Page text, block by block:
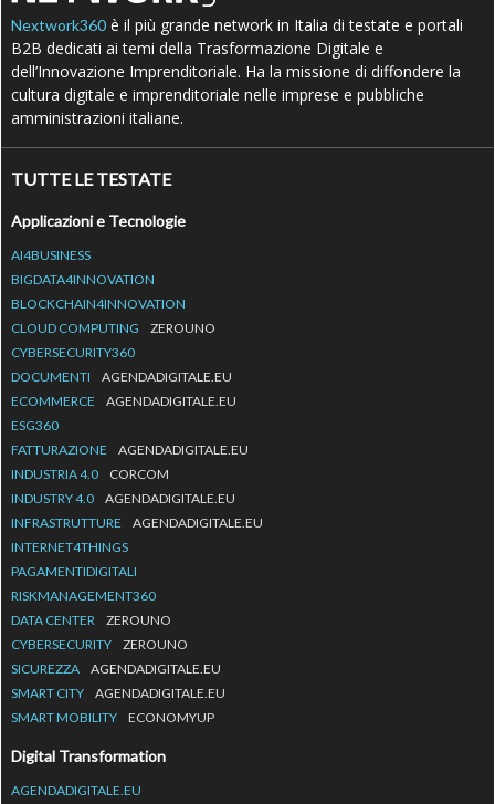
Nextwork360 è il più grande network in Italia di testate e portali
B2B dedicati ai temi della Trasformazione Digitale e
dell’Innovazione Imprenditoriale. Ha la missione di diffondere la
cultura digitale e imprenditoriale nelle imprese e pubbliche
amministrazioni italiane.
TUTTE LE TESTATE
Applicazioni e Tecnologie
AI4BUSINESS
BIGDATA4INNOVATION
BLOCKCHAIN4INNOVATION
CLOUD COMPUTING
ZEROUNO
CYBERSECURITY360
DOCUMENTI
AGENDADIGITALE.EU
ECOMMERCE
AGENDADIGITALE.EU
ESG360
FATTURAZIONE
AGENDADIGITALE.EU
INDUSTRIA 4.0
CORCOM
INDUSTRY 4.0
AGENDADIGITALE.EU
INFRASTRUTTURE
AGENDADIGITALE.EU
INTERNET4THINGS
PAGAMENTIDIGITALI
RISKMANAGEMENT360
DATA CENTER
ZEROUNO
CYBERSECURITY
ZEROUNO
SICUREZZA
AGENDADIGITALE.EU
SMART CITY
AGENDADIGITALE.EU
SMART MOBILITY
ECONOMYUP
Digital Transformation
AGENDADIGITALE.EU